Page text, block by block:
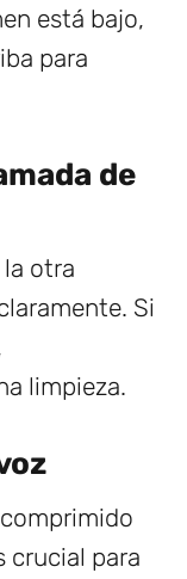
está bajo,
para
de
otra
Si
limpieza.
crucial para